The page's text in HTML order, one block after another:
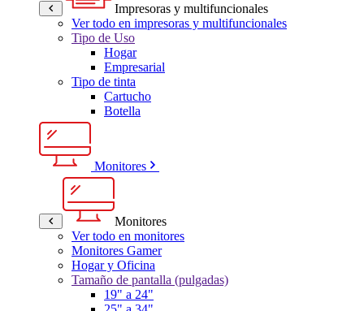
Impresoras y multifuncionales
Ver todo en impresoras y multifuncionales
Tipo de Uso
Hogar
Empresarial
Tipo de tinta
Cartucho
Botella
Monitores
Monitores
Ver todo en monitores
Monitores Gamer
Hogar y Oficina
Tamaño de pantalla (pulgadas)
19" a 24"